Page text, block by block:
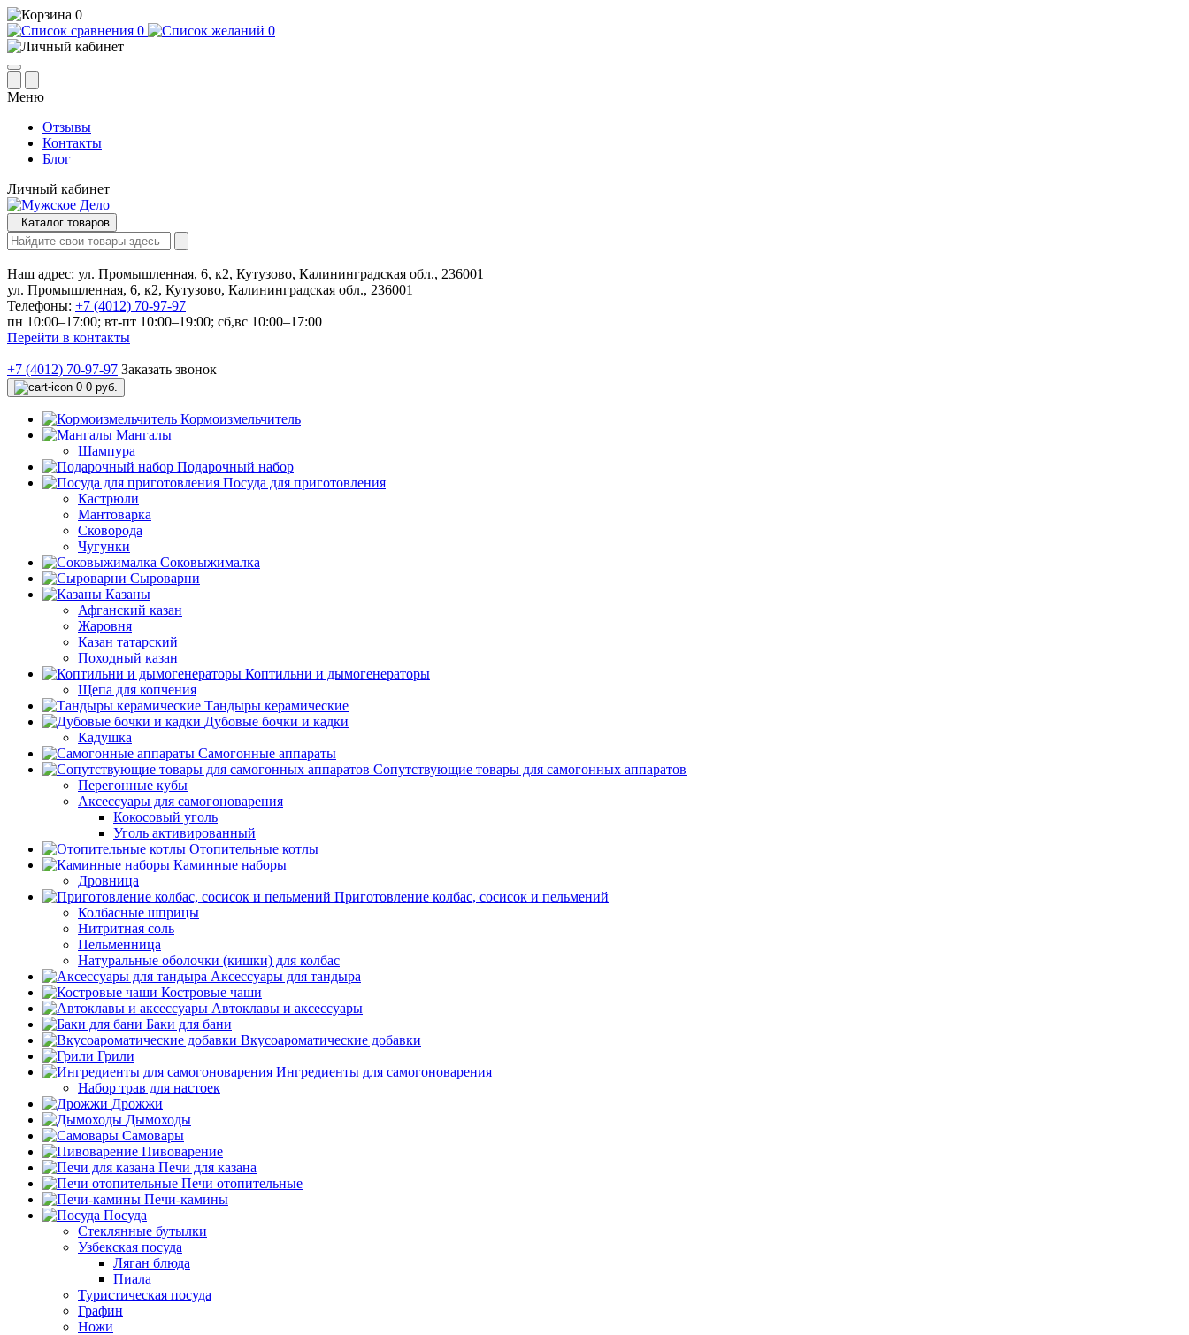
0
0
0
Меню
Отзывы
Контакты
Блог
Личный кабинет
Каталог товаров
Наш адрес: ул. Промышленная, 6, к2, Кутузово, Калининградская обл., 236001
ул. Промышленная, 6, к2, Кутузово, Калининградская обл., 236001
Телефоны: +7 (4012) 70-97-97
пн 10:00–17:00; вт-пт 10:00–19:00; сб,вс 10:00–17:00
Перейти в контакты
+7 (4012) 70-97-97 Заказать звонок
0 0 руб.
Кормоизмельчитель
Мангалы
Шампура
Подарочный набор
Посуда для приготовления
Кастрюли
Мантоварка
Сковорода
Чугунки
Соковыжималка
Сыроварни
Казаны
Афганский казан
Жаровня
Казан татарский
Походный казан
Коптильни и дымогенераторы
Щепа для копчения
Тандыры керамические
Дубовые бочки и кадки
Кадушка
Самогонные аппараты
Сопутствующие товары для самогонных аппаратов
Перегонные кубы
Аксессуары для самогоноварения
Кокосовый уголь
Уголь активированный
Отопительные котлы
Каминные наборы
Дровница
Приготовление колбас, сосисок и пельмений
Колбасные шприцы
Нитритная соль
Пельменница
Натуральные оболочки (кишки) для колбас
Аксессуары для тандыра
Костровые чаши
Автоклавы и аксессуары
Баки для бани
Вкусоароматические добавки
Грили
Ингредиенты для самогоноварения
Набор трав для настоек
Дрожжи
Дымоходы
Самовары
Пивоварение
Печи для казана
Печи отопительные
Печи-камины
Посуда
Стеклянные бутылки
Узбекская посуда
Ляган блюда
Пиала
Туристическая посуда
Графин
Ножи